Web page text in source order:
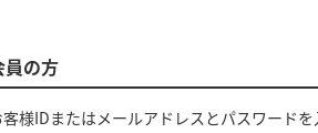
員の方
客様IDまたはメールアドレス とパスワード